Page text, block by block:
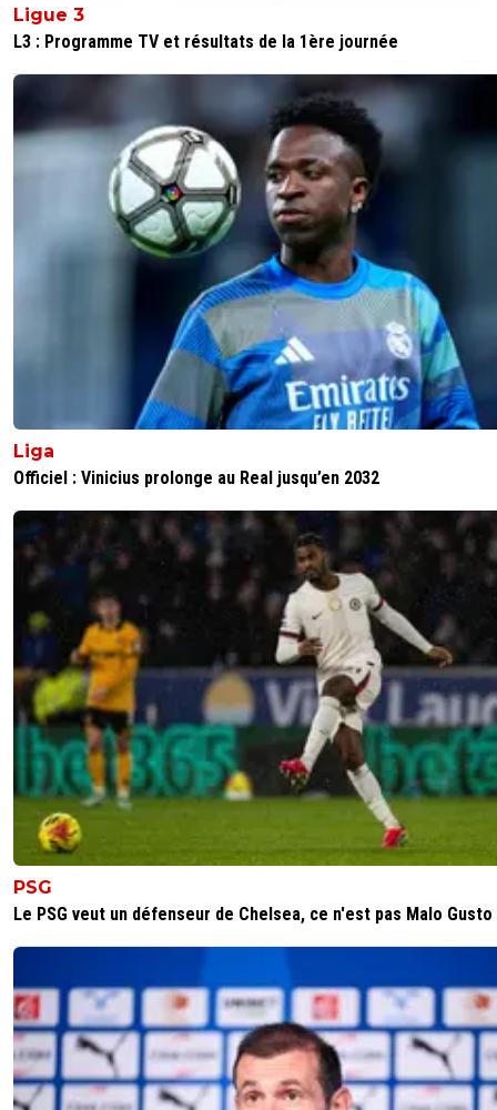
Ligue 3
L3 : Programme TV et résultats de la 1ère journée
Liga
Officiel : Vinicius prolonge au Real jusqu’en 2032
PSG
Le PSG veut un défenseur de Chelsea, ce n'est pas Malo Gusto